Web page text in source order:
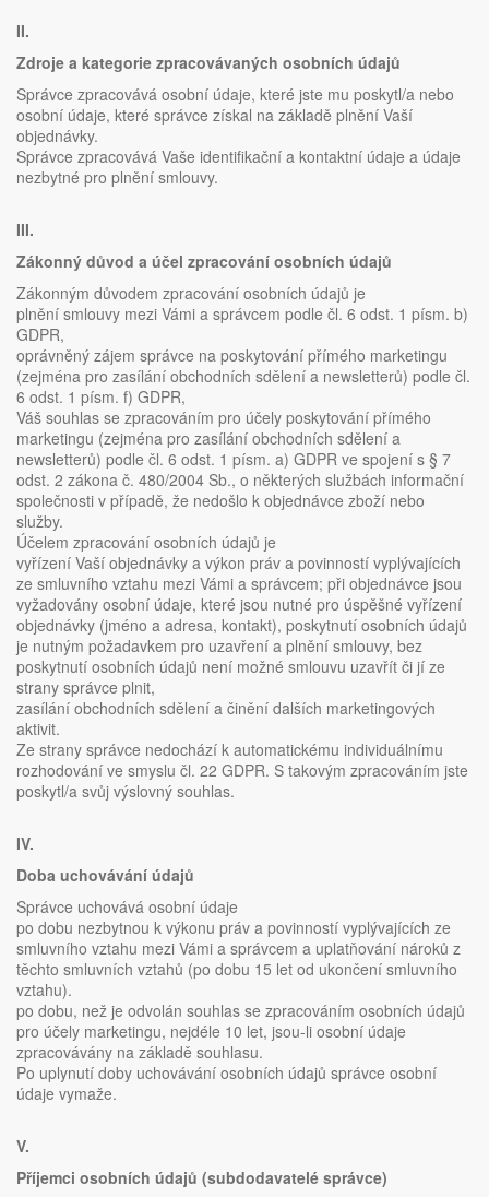
II.
Zdroje a kategorie zpracovávaných osobních údajů
Správce zpracovává osobní údaje, které jste mu poskytl/a nebo
osobní údaje, které správce získal na základě plnění Vaší
objednávky.
Správce zpracovává Vaše identifikační a kontaktní údaje a údaje
nezbytné pro plnění smlouvy.
III.
Zákonný důvod a účel zpracování osobních údajů
Zákonným důvodem zpracování osobních údajů je
plnění smlouvy mezi Vámi a správcem podle čl. 6 odst. 1 písm. b)
GDPR,
oprávněný zájem správce na poskytování přímého marketingu
(zejména pro zasílání obchodních sdělení a newsletterů) podle čl.
6 odst. 1 písm. f) GDPR,
Váš souhlas se zpracováním pro účely poskytování přímého
marketingu (zejména pro zasílání obchodních sdělení a
newsletterů) podle čl. 6 odst. 1 písm. a) GDPR ve spojení s § 7
odst. 2 zákona č. 480/2004 Sb., o některých službách informační
společnosti v případě, že nedošlo k objednávce zboží nebo
služby.
Účelem zpracování osobních údajů je
vyřízení Vaší objednávky a výkon práv a povinností vyplývajících
ze smluvního vztahu mezi Vámi a správcem; při objednávce jsou
vyžadovány osobní údaje, které jsou nutné pro úspěšné vyřízení
objednávky (jméno a adresa, kontakt), poskytnutí osobních údajů
je nutným požadavkem pro uzavření a plnění smlouvy, bez
poskytnutí osobních údajů není možné smlouvu uzavřít či jí ze
strany správce plnit,
zasílání obchodních sdělení a činění dalších marketingových
aktivit.
Ze strany správce nedochází k automatickému individuálnímu
rozhodování ve smyslu čl. 22 GDPR. S takovým zpracováním jste
poskytl/a svůj výslovný souhlas.
IV.
Doba uchovávání údajů
Správce uchovává osobní údaje
po dobu nezbytnou k výkonu práv a povinností vyplývajících ze
smluvního vztahu mezi Vámi a správcem a uplatňování nároků z
těchto smluvních vztahů (po dobu 15 let od ukončení smluvního
vztahu).
po dobu, než je odvolán souhlas se zpracováním osobních údajů
pro účely marketingu, nejdéle 10 let, jsou-li osobní údaje
zpracovávány na základě souhlasu.
Po uplynutí doby uchovávání osobních údajů správce osobní
údaje vymaže.
V.
Příjemci osobních údajů (subdodavatelé správce)